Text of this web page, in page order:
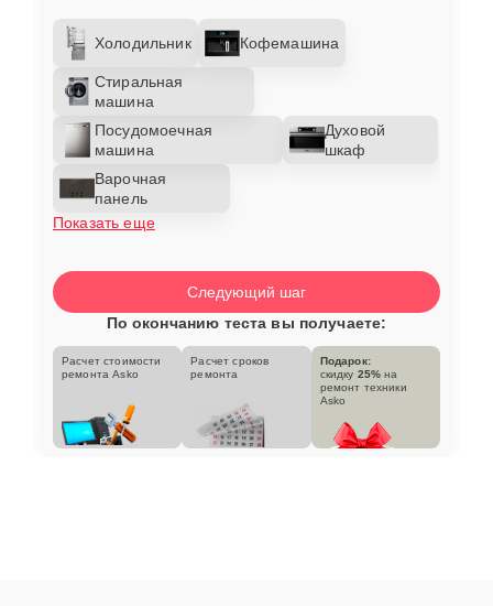
Холодильник Кофемашина
Стиральная
машина
Посудомоечная
машина
Духовой
шкаф
Варочная
панель
Показать еще
Следующий шаг
По окончанию теста вы получаете:
Расчет стоимости
ремонта Asko
Расчет сроков
ремонта
Подарок:
скидку 25% на
ремонт техники
Asko